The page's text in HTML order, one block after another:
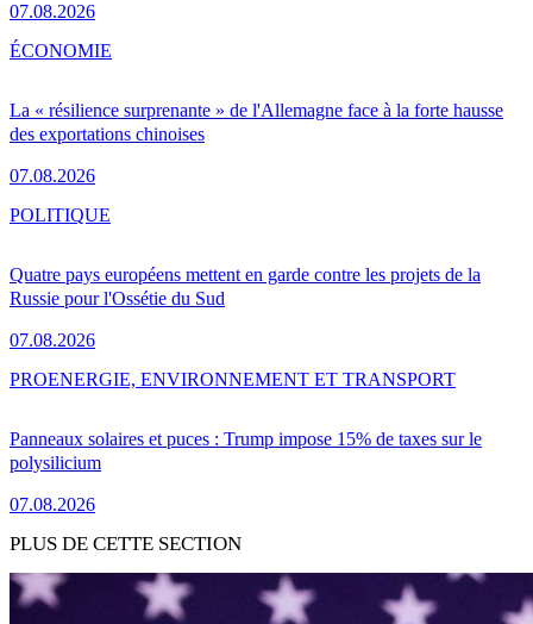
07.08.2026
La « résilience surprenante » de l'Allemagne face à la forte hausse
des exportations chinoises
07.08.2026
ÉCONOMIE
Quatre pays européens mettent en garde contre les projets de la
Russie pour l'Ossétie du Sud
07.08.2026
POLITIQUE
Panneaux solaires et puces : Trump impose 15% de taxes sur le
polysilicium
07.08.2026
PROENERGIE, ENVIRONNEMENT ET TRANSPORT
PLUS DE CETTE SECTION